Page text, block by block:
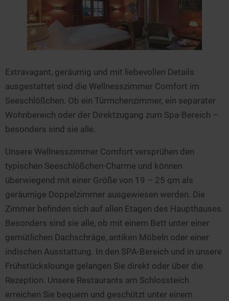
Extravagant, geräumig und mit liebevollen Details
ausgestattet sind die Wellnesszimmer Comfort im
Seeschlößchen. Ob ein Türmchenzimmer, ein separater
Wohnbereich oder der Direktzugang zum Spa-Bereich –
besonders sind sie alle.
Unsere Wellnesszimmer Comfort versprühen den
typischen Seeschlößchen-Charme und können
überwiegend mit einer Größe von 19 – 25 qm als
geräumige Doppelzimmer ausgewiesen werden. Die
Zimmer befinden sich auf allen Etagen des Haupthauses.
Besonders sind sie alle, ob mit einem Bett unter einer
gemütlichen Dachschräge, antiken Möbeln oder einer
indischen Ausstattung. In den SPA-Bereich und in unsere
Frühstückslounge gelangen Sie direkt oder über die
Rezeption. Unsere Restaurants am Schlossteich
erreichen Sie bequem und geschützt unter einem